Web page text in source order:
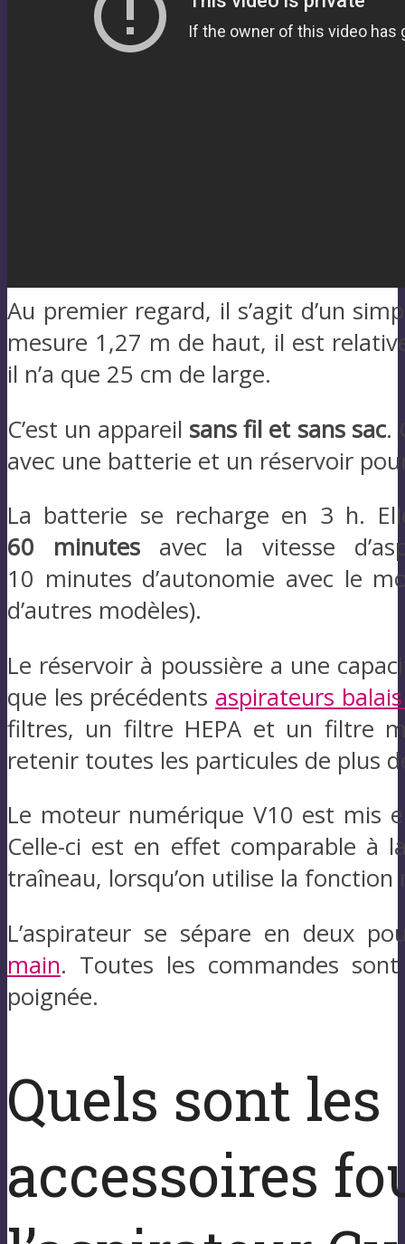
Au premier regard, il s’agit d’un
mesure 1,27 m de haut, il est
il n’a que 25 cm de large.
C’est un appareil sans fil et sans sac.
avec une batterie et un réservoir
La batterie se recharge en 3 h.
60 minutesavec la vitesse
10 minutes d’autonomie avec le
d’autres modèles).
Le réservoir à poussière a une
que les précédents aspirateurs
filtres, un filtre HEPA et un filtre
retenir toutes les particules de plus
Le moteur numérique V10 est mis
Celle-ci est en effet comparable à
traîneau, lorsqu’on utilise la fonction
L’aspirateur se sépare en deux
main. Toutes les commandes
poignée.
Quels sont les
accessoires